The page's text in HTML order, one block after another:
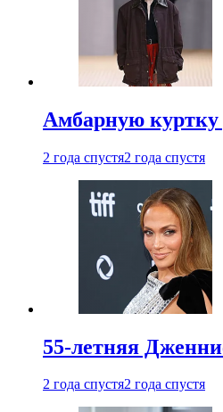
Амбарную куртку
2 года спустя2 года спустя
55-летняя
2 года спустя2 года спустя